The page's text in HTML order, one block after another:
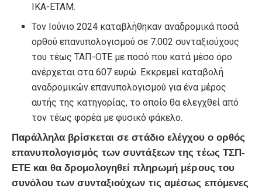
ΙΚΑ-ΕΤΑΜ.
Τον Ιούνιο 2024 καταβλήθηκαν αναδρομικά ποσά
ορθού επανυπολογισμού σε 7.002 συνταξιούχους
του τέως ΤΑΠ-ΟΤΕ με ποσό που κατά μέσο όρο
ανέρχεται στα 607 ευρώ. Εκκρεμεί καταβολή
αναδρομικών επανυπολογισμού για ένα μέρος
αυτής της κατηγορίας, το οποίο θα ελεγχθεί από
τον τέως φορέα με φυσικό φάκελο.
Παράλληλα βρίσκεται σε στάδιο ελέγχου ο ορθός
επανυπολογισμός των συντάξεων της τέως ΤΣΠ-
ΕΤΕ και θα δρομολογηθεί πληρωμή μέρους του
συνόλου των συνταξιούχων τις αμέσως επόμενες